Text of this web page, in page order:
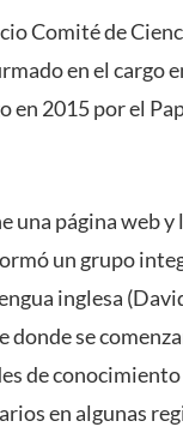
Comité de
en el cargo
2015 por el
página web y
un grupo
inglesa
donde se
de
en algunas